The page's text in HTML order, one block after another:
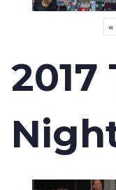
«
2017